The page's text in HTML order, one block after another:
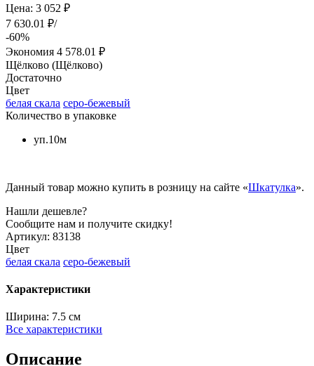
Цена: 3 052 ₽
7 630.01 ₽/
-60%
Экономия 4 578.01 ₽
Щёлково (Щёлково)
Достаточно
Цвет
белая скала серо-бежевый
Количество в упаковке
уп.10м
Данный товар можно купить в розницу на сайте «Шкатулка».
Нашли дешевле?
Сообщите нам и получите скидку!
Артикул: 83138
Цвет
белая скала серо-бежевый
Характеристики
Ширина: 7.5 см
Все характеристики
Описание